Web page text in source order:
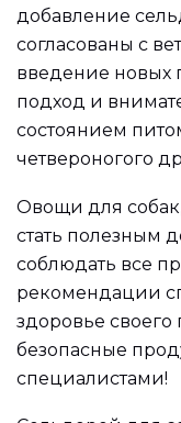
добавление
согласованы с
введение новых
подход и
состоянием
четвероногого
Овощи для
стать полезным
соблюдать все
рекомендации
здоровье
безопасные
специалистами!